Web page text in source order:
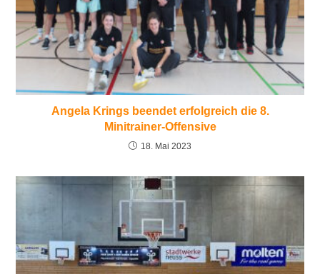
Angela Krings beendet erfolgreich die 8.
Minitrainer-Offensive
18. Mai 2023